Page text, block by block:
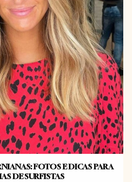
FOTOS E DICAS PARA
DE SURFISTAS